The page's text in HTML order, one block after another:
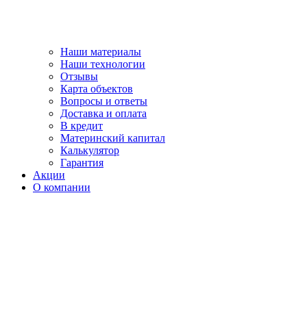
Наши материалы
Наши технологии
Отзывы
Карта объектов
Вопросы и ответы
Доставка и оплата
В кредит
Материнский капитал
Калькулятор
Гарантия
Акции
О компании